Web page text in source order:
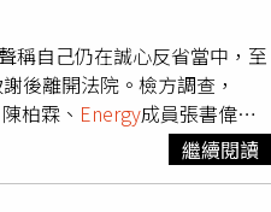
市場憂慮。澳洲顧問公司
海航線穿越紅海，這條航道如
的石油供應。」位於倫敦的
區域任何地方遭到攻擊，都
市場情報公司「Kpler」首席
會立即受到影響。更長的航
能源（S&P Global
稱自己仍在誠心反省當中，至
後離開法院。檢方調查，
柏霖、 Energy成員張書偉、
因王大陸閃兵案東窗事發，
，偽裝成高血壓試圖逃兵，但
繼續閱讀